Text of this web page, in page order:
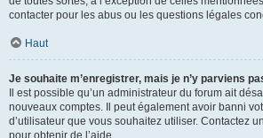
contacter pour les abus ou les questions légales
Haut
Je souhaite m’enregistrer, mais je n’y parviens
Il est possible qu’un administrateur du forum ait
nouveaux comptes. Il peut également avoir banni
d’utilisateur que vous souhaitez utiliser. Contactez
pour obtenir de l’aide.